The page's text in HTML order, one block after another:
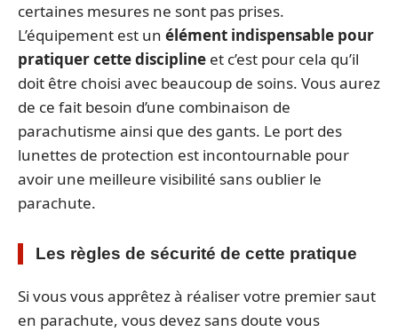
certaines mesures ne sont pas prises.
L’équipement est un élément indispensable pour
pratiquer cette discipline et c’est pour cela qu’il
doit être choisi avec beaucoup de soins. Vous aurez
de ce fait besoin d’une combinaison de
parachutisme ainsi que des gants. Le port des
lunettes de protection est incontournable pour
avoir une meilleure visibilité sans oublier le
parachute.
Les règles de sécurité de cette pratique
Si vous vous apprêtez à réaliser votre premier saut
en parachute, vous devez sans doute vous